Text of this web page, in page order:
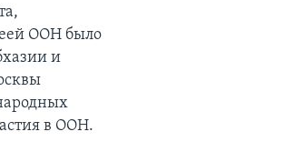
ООН было
и
в ООН.